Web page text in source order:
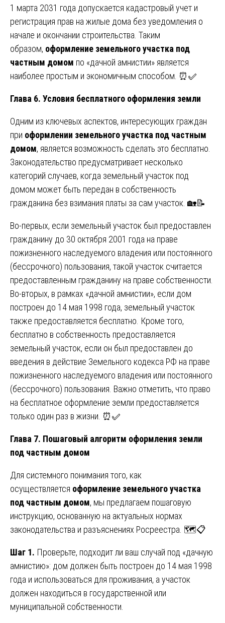
1 марта 2031 года допускается кадастровый учет и
регистрация прав на жилые дома без уведомления о
начале и окончании строительства. Таким
образом, оформление земельного участка под
частным домом по «дачной амнистии» является
наиболее простым и экономичным способом. ⏰✅
Глава 6. Условия бесплатного оформления земли
Одним из ключевых аспектов, интересующих граждан
при оформлении земельного участка под частным
домом, является возможность сделать это бесплатно.
Законодательство предусматривает несколько
категорий случаев, когда земельный участок под
домом может быть передан в собственность
гражданина без взимания платы за сам участок. 🏡📝
Во-первых, если земельный участок был предоставлен
гражданину до 30 октября 2001 года на праве
пожизненного наследуемого владения или постоянного
(бессрочного) пользования, такой участок считается
предоставленным гражданину на праве собственности.
Во-вторых, в рамках «дачной амнистии», если дом
построен до 14 мая 1998 года, земельный участок
также предоставляется бесплатно. Кроме того,
бесплатно в собственность предоставляется
земельный участок, если он был предоставлен до
введения в действие Земельного кодекса РФ на праве
пожизненного наследуемого владения или постоянного
(бессрочного) пользования. Важно отметить, что право
на бесплатное оформление земли предоставляется
только один раз в жизни. ⏰✅
Глава 7. Пошаговый алгоритм оформления земли
под частным домом
Для системного понимания того, как
осуществляется оформление земельного участка
под частным домом, мы предлагаем пошаговую
инструкцию, основанную на актуальных нормах
законодательства и разъяснениях Росреестра. 🗺️📋
Шаг 1. Проверьте, подходит ли ваш случай под «дачную
амнистию»: дом должен быть построен до 14 мая 1998
года и использоваться для проживания, а участок
должен находиться в государственной или
муниципальной собственности.